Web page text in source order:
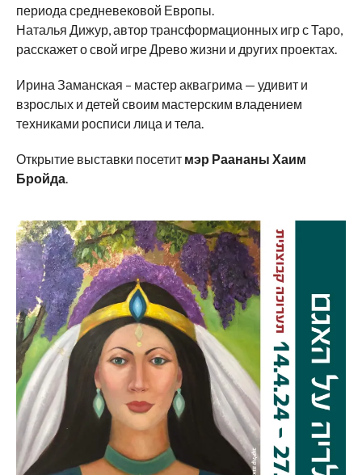
периода средневековой Европы.
Наталья Дижур, автор трансформационных игр с Таро,
расскажет о свой игре Древо жизни и других проектах.
Ирина Заманская – мастер аквагрима — удивит и
взрослых и детей своим мастерским владением
техниками росписи лица и тела.
Открытие выставки посетит мэр Раананы Хаим
Бройда.